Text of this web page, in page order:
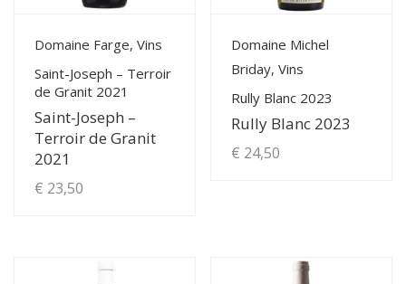
View Details
Domaine Farge, Vins
Saint-Joseph – Terroir
de Granit 2021
Saint-Joseph –
Terroir de Granit
2021
€ 23,50
View Details
Domaine Michel
Briday, Vins
Rully Blanc 2023
Rully Blanc 2023
€ 24,50